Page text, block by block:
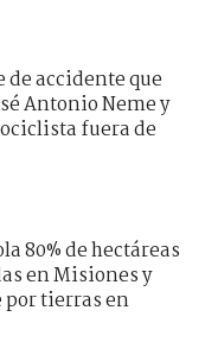
de accidente que
Antonio Neme y
fuera de
80% de hectáreas
en Misiones y
por tierras en